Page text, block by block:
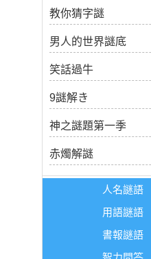
教你猜字謎
男人的世界謎底
笑話過牛
9謎解き
神之謎題第一季
赤燭解謎
人名謎語
用語謎語
書報謎語